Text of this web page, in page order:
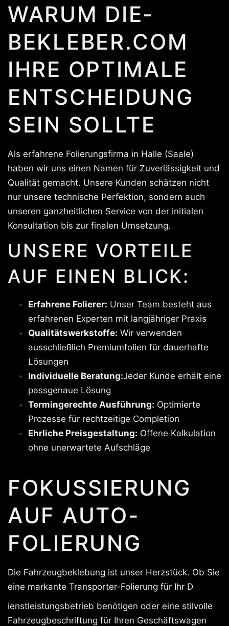
WARUM DIE-
BEKLEBER.COM
IHRE OPTIMALE
ENTSCHEIDUNG
SEIN SOLLTE
Als erfahrene Folierungsfirma in Halle (Saale)
haben wir uns einen Namen für Zuverlässigkeit und
Qualität gemacht. Unsere Kunden schätzen nicht
nur unsere technische Perfektion, sondern auch
unseren ganzheitlichen Service von der initialen
Konsultation bis zur finalen Umsetzung.
UNSERE VORTEILE
AUF EINEN BLICK:
Erfahrene Folierer: Unser Team besteht aus
erfahrenen Experten mit langjähriger Praxis
Qualitätswerkstoffe: Wir verwenden
ausschließlich Premiumfolien für dauerhafte
Lösungen
Individuelle Beratung:Jeder Kunde erhält eine
passgenaue Lösung
Termingerechte Ausführung: Optimierte
Prozesse für rechtzeitige Completion
Ehrliche Preisgestaltung: Offene Kalkulation
ohne unerwartete Aufschläge
FOKUSSIERUNG
AUF AUTO-
FOLIERUNG
Die Fahrzeugbeklebung ist unser Herzstück. Ob Sie
eine markante Transporter-Folierung für Ihr D
ienstleistungsbetrieb benötigen oder eine stilvolle
Fahrzeugbeschriftung für Ihren Geschäftswagen